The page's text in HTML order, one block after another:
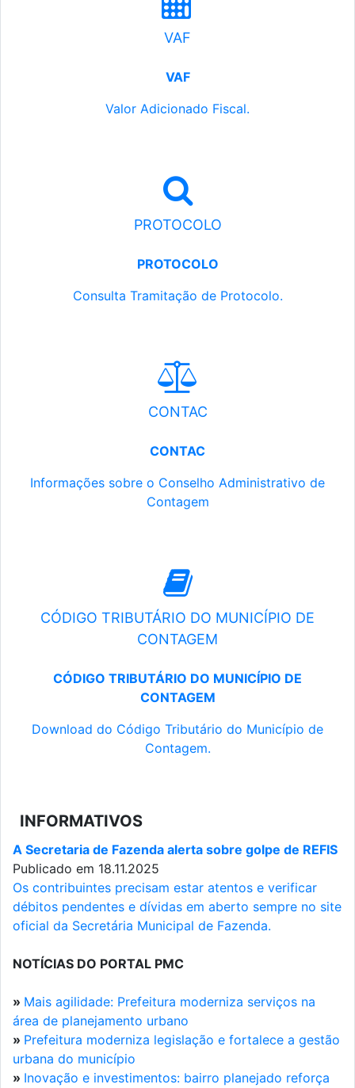
VAF
VAF
Valor Adicionado Fiscal.
PROTOCOLO
PROTOCOLO
Consulta Tramitação de Protocolo.
CONTAC
CONTAC
Informações sobre o Conselho Administrativo de
Contagem
CÓDIGO TRIBUTÁRIO DO MUNICÍPIO DE
CONTAGEM
CÓDIGO TRIBUTÁRIO DO MUNICÍPIO DE
CONTAGEM
Download do Código Tributário do Município de
Contagem.
INFORMATIVOS
A Secretaria de Fazenda alerta sobre golpe de REFIS
Publicado em 18.11.2025
Os contribuintes precisam estar atentos e verificar
débitos pendentes e dívidas em aberto sempre no site
oficial da Secretária Municipal de Fazenda.
NOTÍCIAS DO PORTAL PMC
» Mais agilidade: Prefeitura moderniza serviços na
área de planejamento urbano
» Prefeitura moderniza legislação e fortalece a gestão
urbana do município
» Inovação e investimentos: bairro planejado reforça